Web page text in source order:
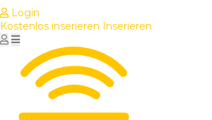
Login
Kostenlos inserieren Inserieren